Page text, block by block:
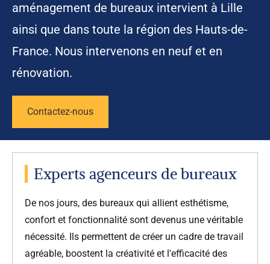
aménagement de bureaux intervient à Lille
ainsi que dans toute la région des Hauts-de-
France. Nous intervenons en neuf et en
rénovation.
Contactez-nous
Experts agenceurs de bureaux
De nos jours, des bureaux qui allient esthétisme,
confort et fonctionnalité sont devenus une véritable
nécessité. Ils permettent de créer un cadre de travail
agréable, boostent la créativité et l'efficacité des